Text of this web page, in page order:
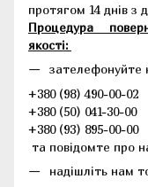
протягом 14 днів з
Процедура
якості:
зателефонуйте
+380 (98) 490-00-02
+380 (50) 041-30-00
+380 (93) 895-00-00
та повідомте про
надішліть нам